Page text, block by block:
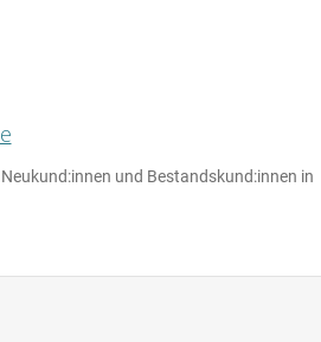
und Bestandskund:innen in